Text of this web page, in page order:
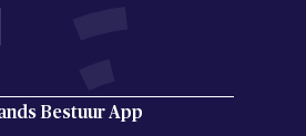
Bestuur App